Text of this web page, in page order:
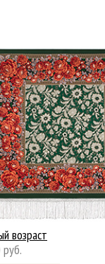
возраст